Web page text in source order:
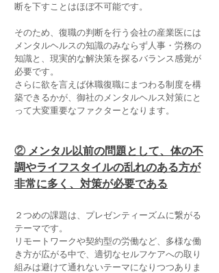
断を下すことはほぼ不可能です。
そのため、復職の判断を行う会社の産業医には
メンタルヘルスの知識のみならず人事・労務の
知識と、現実的な解決策を探るバランス感覚が
必要です。
さらに欲を言えば休職復職にまつわる制度を構
築できるかが、御社のメンタルヘルス対策にと
って大変重要なファクターとなります。
② メンタル以前の問題として、体の不
調やライフスタイルの乱れのある方が
非常に多く、対策が必要である
２つめの課題は、プレゼンティーズムに繋がる
テーマです。
リモートワークや契約型の労働など、多様な働
き方が広がる中で、適切なセルフケアへの取り
組みは避けて通れないテーマになりつつありま